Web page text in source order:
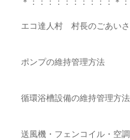
エコ達人村 村長のごあい
ポンプの維持管理方法
循環浴槽設備の維持管理方法
送風機・フェンコイル・空